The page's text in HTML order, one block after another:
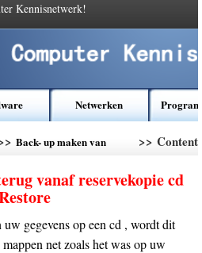
Kennisnetwerk!
Netwerken
Back- up maken van
>> Content
vanaf reservekopie cd
gegevens op een cd , wordt dit
net zoals het was op uw